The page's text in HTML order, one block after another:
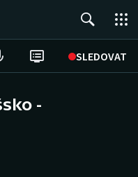
SLEDOVAT
-